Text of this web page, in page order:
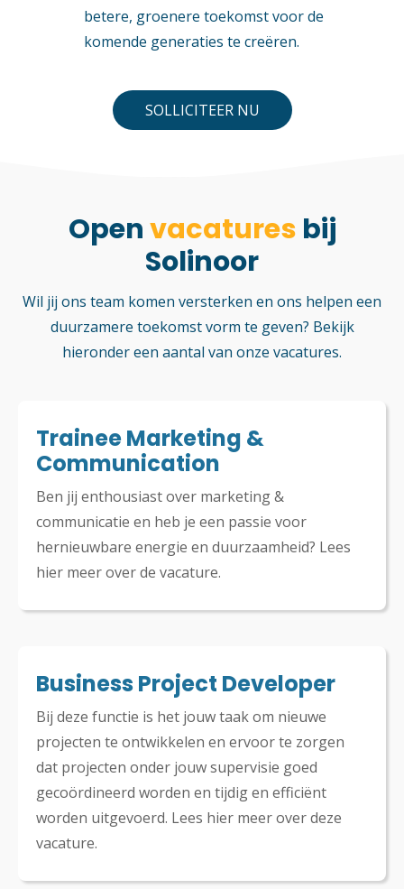
betere, groenere toekomst voor de
komende generaties te creëren.
SOLLICITEER NU
Openvacatures bij
Solinoor
Wil jij ons team komen versterken en ons helpen een
duurzamere toekomst vorm te geven? Bekijk
hieronder een aantal van onze vacatures.
Trainee Marketing &
Communication
Ben jij enthousiast over marketing &
communicatie en heb je een passie voor
hernieuwbare energie en duurzaamheid? Lees
hier meer over de vacature.
Business Project Developer
Bij deze functie is het jouw taak om nieuwe
projecten te ontwikkelen en ervoor te zorgen
dat projecten onder jouw supervisie goed
gecoördineerd worden en tijdig en efficiënt
worden uitgevoerd. Lees hier meer over deze
vacature.